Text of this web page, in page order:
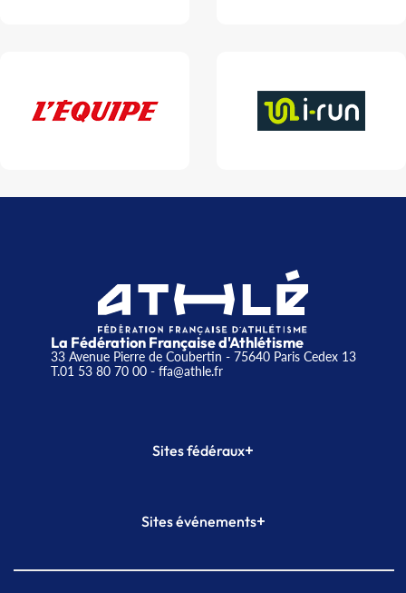
La Fédération Française d'Athlétisme
33 Avenue Pierre de Coubertin - 75640 Paris Cedex 13
T.01 53 80 70 00- ffa@athle.fr
Sites fédéraux+
Plateforme Formation
Sites événements+
Meeting de Paris indoor